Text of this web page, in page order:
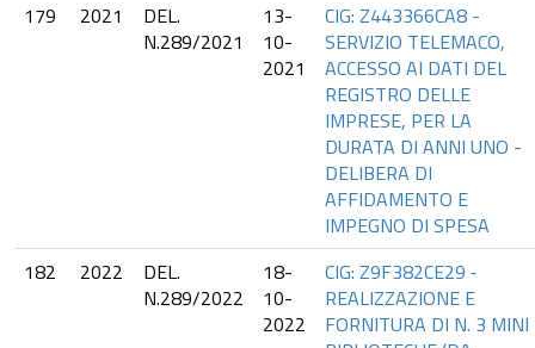
179
2021
DEL.
N.289/2021
13-
10-
2021
CIG: Z443366CA8 -
SERVIZIO TELEMACO,
ACCESSO AI DATI DEL
REGISTRO DELLE
IMPRESE, PER LA
DURATA DI ANNI UNO -
DELIBERA DI
AFFIDAMENTO E
IMPEGNO DI SPESA
182
2022
DEL.
N.289/2022
18-
10-
2022
CIG: Z9F382CE29 ‐
REALIZZAZIONE E
FORNITURA DI N. 3 MINI